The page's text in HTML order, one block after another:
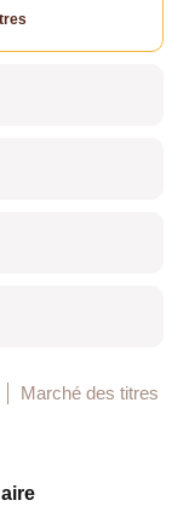
Marché des titres